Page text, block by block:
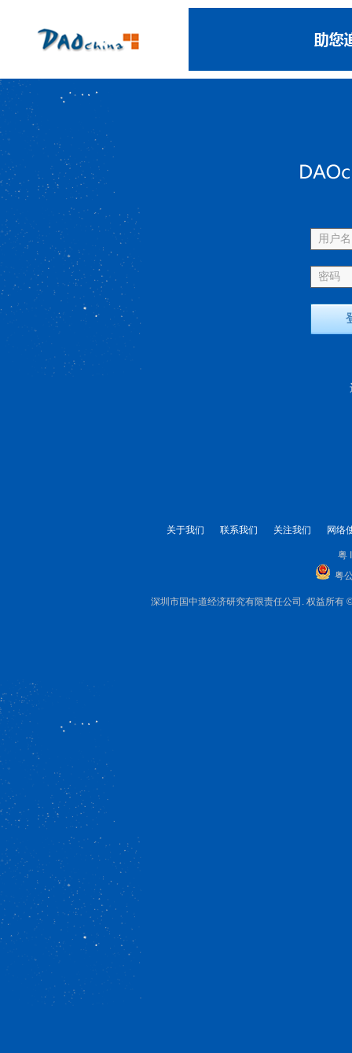
用户
密码
关于我们 联系我们 关注我们 网络
粤
粤
深圳市国中道经济研究有限责任公司. 权益所